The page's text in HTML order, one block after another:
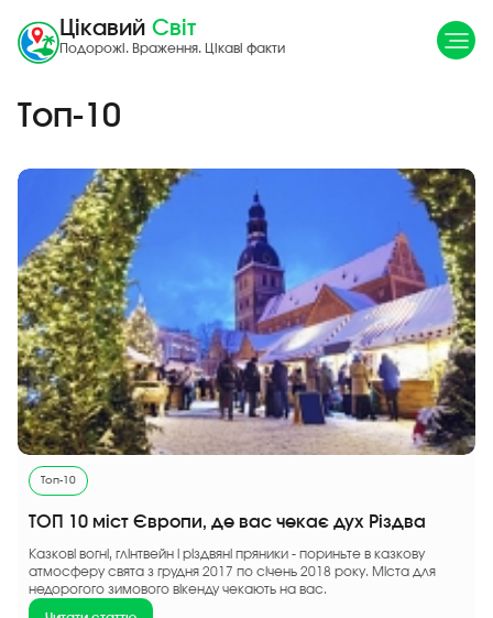
Цікавий Світ
Подорожі. Враження. Цікаві факти
Топ-10
Топ-10
ТОП 10 міст Європи, де вас чекає дух Різдва
Казкові вогні, глінтвейн і різдвяні пряники - пориньте в казкову
атмосферу свята з грудня 2017 по січень 2018 року. Міста для
недорогого зимового вікенду чекають на вас.